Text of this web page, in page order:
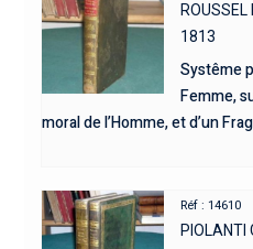
1813
Systême
Femme,
moral de l’Homme, et d’un
Réf : 14610
PIOLANTI